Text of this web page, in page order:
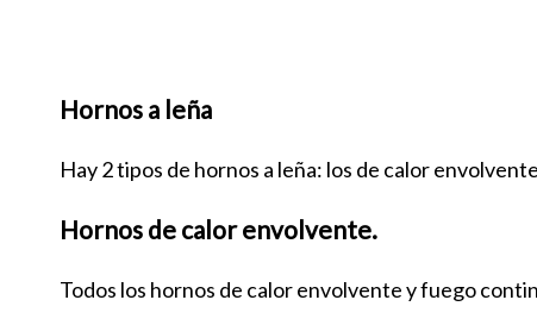
Hornos a leña
Hay 2 tipos de hornos a leña: los de calor
Hornos de calor envolvente.
Todos los hornos de calor envolvente y fuego